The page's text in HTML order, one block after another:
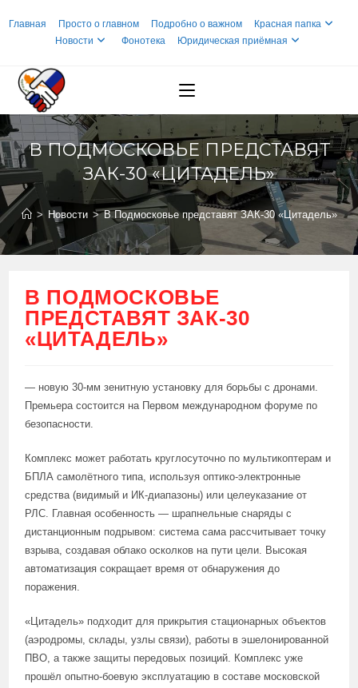
Главная Просто о главном Подробно о важном
Красная папка
Новости
Фонотека Юридическая приёмная
В ПОДМОСКОВЬЕ ПРЕДСТАВЯТ
ЗАК-30 «ЦИТАДЕЛЬ»
> Новости > В Подмосковье представят ЗАК-30 «Цитадель»
В ПОДМОСКОВЬЕ
ПРЕДСТАВЯТ ЗАК-30
«ЦИТАДЕЛЬ»
— новую 30-мм зенитную установку для борьбы с дронами.
Премьера состоится на Первом международном форуме по
безопасности.
Комплекс может работать круглосуточно по мультикоптерам и
БПЛА самолётного типа, используя оптико-электронные
средства (видимый и ИК-диапазоны) или целеуказание от
РЛС. Главная особенность — шрапнельные снаряды с
дистанционным подрывом: система сама рассчитывает точку
взрыва, создавая облако осколков на пути цели. Высокая
автоматизация сокращает время от обнаружения до
поражения.
«Цитадель» подходит для прикрытия стационарных объектов
(аэродромы, склады, узлы связи), работы в эшелонированной
ПВО, а также защиты передовых позиций. Комплекс уже
прошёл опытно-боевую эксплуатацию в составе московской